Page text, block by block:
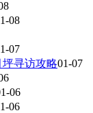
08
07
寻访攻略01-07
06
06